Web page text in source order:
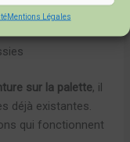
Mentions Légales
un pro
sur la palette, il
déjà existantes.
qui fonctionnent